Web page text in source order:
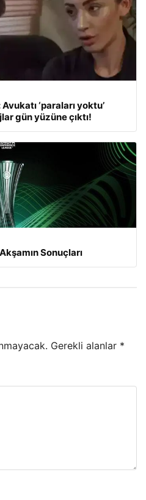
‘paraları yoktu’
gün yüzüne çıktı!
Sonuçları
Gerekli alanlar *